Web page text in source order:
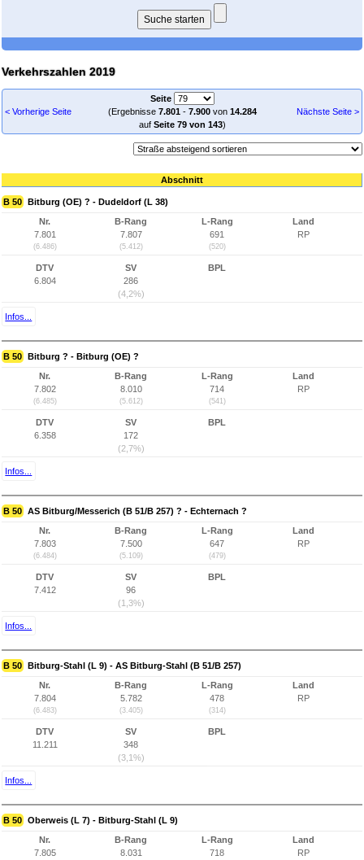
Verkehrszahlen 2019
< Vorherige Seite
Seite
(Ergebnisse 7.801- 7.900von 14.284
auf Seite 79 von 143)
Nächste Seite >
Abschnitt
B 50 Bitburg (OE) ? - Dudeldorf (L 38)
Nr.
7.801
(6.486)
B-Rang
7.807
(5.412)
L-Rang
691
(520)
Land
RP
DTV
6.804
SV
286
(4,2%)
BPL
Infos...
B 50 Bitburg ? - Bitburg (OE) ?
Nr.
7.802
(6.485)
B-Rang
8.010
(5.612)
L-Rang
714
(541)
Land
RP
DTV
6.358
SV
172
(2,7%)
BPL
Infos...
B 50 AS Bitburg/Messerich (B 51/B 257) ? - Echternach ?
Nr.
7.803
(6.484)
B-Rang
7.500
(5.109)
L-Rang
647
(479)
Land
RP
DTV
7.412
SV
96
(1,3%)
BPL
Infos...
B 50 Bitburg-Stahl (L 9) - AS Bitburg-Stahl (B 51/B 257)
Nr.
7.804
(6.483)
B-Rang
5.782
(3.405)
L-Rang
478
(314)
Land
RP
DTV
11.211
SV
348
(3,1%)
BPL
Infos...
B 50 Oberweis (L 7) - Bitburg-Stahl (L 9)
Nr.
7.805
B-Rang
8.031
L-Rang
718
Land
RP